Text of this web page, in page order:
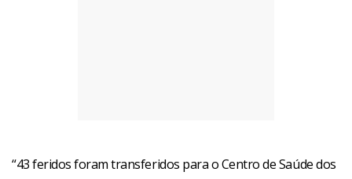
“43 feridos foram transferidos para o Centro de Saúde dos